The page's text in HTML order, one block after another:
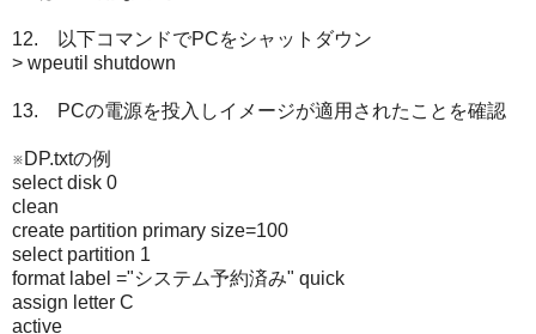
12. 以下コマンドでPCをシャットダウン
> wpeutil shutdown
13. PCの電源を投入しイメージが適用されたことを確認
※DP.txtの例
select disk 0
clean
create partition primary size=100
select partition 1
format label ="システム予約済み" quick
assign letter C
active